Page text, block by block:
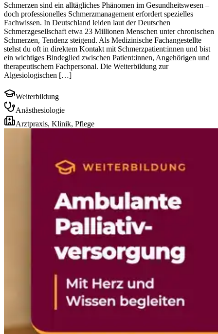
Schmerzen sind ein alltägliches Phänomen im Gesundheitswesen –
doch professionelles Schmerzmanagement erfordert spezielles
Fachwissen. In Deutschland leiden laut der Deutschen
Schmerzgesellschaft etwa 23 Millionen Menschen unter chronischen
Schmerzen, Tendenz steigend. Als Medizinische Fachangestellte
stehst du oft in direktem Kontakt mit Schmerzpatient:innen und bist
ein wichtiges Bindeglied zwischen Patient:innen, Angehörigen und
therapeutischem Fachpersonal. Die Weiterbildung zur
Algesiologischen […]
Weiterbildung
Anästhesiologie
Arztpraxis, Klinik, Pflege